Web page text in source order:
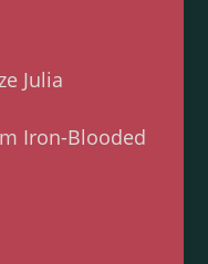
Julia
Iron-Blooded